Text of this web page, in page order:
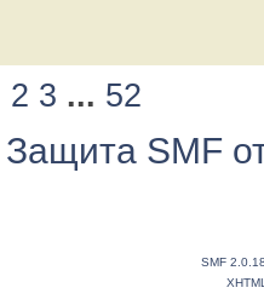
2 3 ... 52
Защита SMF
SMF